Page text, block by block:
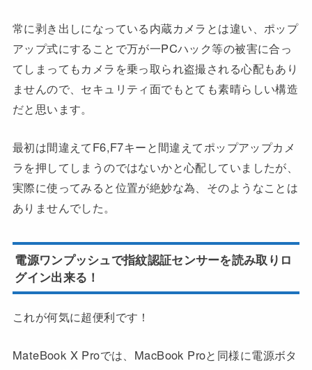
常に剥き出しになっている内蔵カメラとは違い、ポップ
アップ式にすることで万が一PCハック等の被害に合っ
てしまってもカメラを乗っ取られ盗撮される心配もあり
ませんので、セキュリティ面でもとても素晴らしい構造
だと思います。
最初は間違えてF6,F7キーと間違えてポップアップカメ
ラを押してしまうのではないかと心配していましたが、
実際に使ってみると位置が絶妙な為、そのようなことは
ありませんでした。
電源ワンプッシュで指紋認証センサーを読み取りロ
グイン出来る！
これが何気に超便利です！
MateBook X Proでは、MacBook Proと同様に電源ボタ